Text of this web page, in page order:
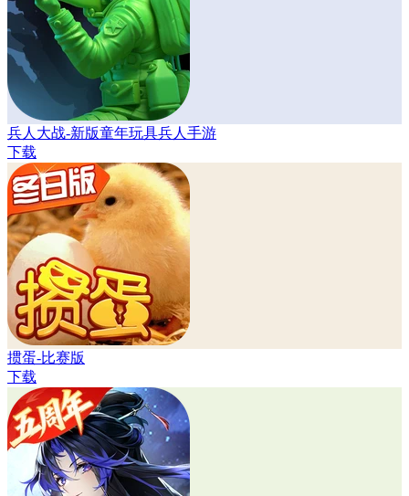
兵人大战-新版童年玩具兵人手游
下载
掼蛋-比赛版
下载